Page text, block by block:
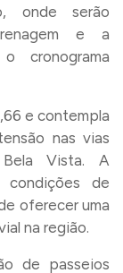
onde serão
e a
cronograma
e contempla
nas vias
Vista. A
condições de
oferecer uma
na região.
de passeios